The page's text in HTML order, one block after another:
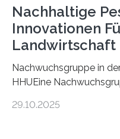
Nachhaltige
Innovationen
Landwirtschaft
Nachwuchsgruppe in
HHUEine
fünf Jahren erforschen,
29.10.2025